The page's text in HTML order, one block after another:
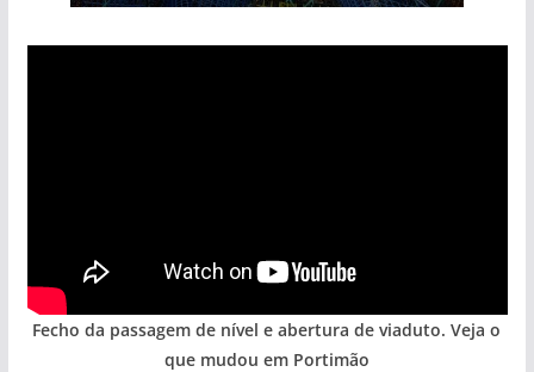
Fecho da passagem de nível e abertura de viaduto. Veja o
que mudou em Portimão